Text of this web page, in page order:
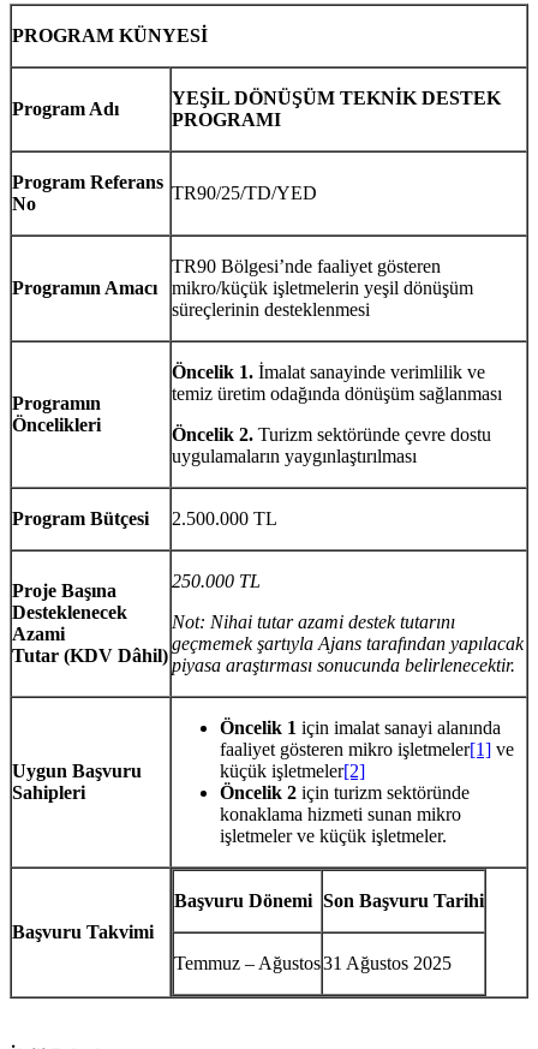
PROGRAM KÜNYESİ
Program Adı
YEŞİL DÖNÜŞÜM TEKNİK DESTEK
PROGRAMI
Program Referans
No
TR90/25/TD/YED
Programın Amacı
TR90 Bölgesi’nde faaliyet gösteren
mikro/küçük işletmelerin yeşil dönüşüm
süreçlerinin desteklenmesi
Programın
Öncelikleri
Öncelik 1. İmalat sanayinde verimlilik ve
temiz üretim odağında dönüşüm sağlanması
Öncelik 2. Turizm sektöründe çevre dostu
uygulamaların yaygınlaştırılması
Program Bütçesi 2.500.000 TL
Proje Başına
Desteklenecek
Azami
Tutar (KDV Dâhil)
250.000 TL
Not: Nihai tutar azami destek tutarını
geçmemek şartıyla Ajans tarafından yapılacak
piyasa araştırması sonucunda belirlenecektir.
Uygun Başvuru
Sahipleri
Öncelik 1 için imalat sanayi alanında
faaliyet gösteren mikro işletmeler[1] ve
küçük işletmeler[2]
Öncelik 2 için turizm sektöründe
konaklama hizmeti sunan mikro
işletmeler ve küçük işletmeler.
Başvuru Takvimi
Başvuru Dönemi Son Başvuru Tarihi
Temmuz – Ağustos31 Ağustos 2025